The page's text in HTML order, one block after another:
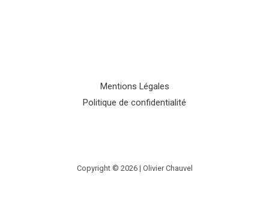
Mentions Légales
Politique de confidentialité
Copyright © 2026 | Olivier Chauvel